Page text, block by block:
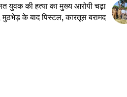
युवक की हत्या का मुख्य आरोपी चढ़ा
के बाद पिस्टल, कारतूस बरामद